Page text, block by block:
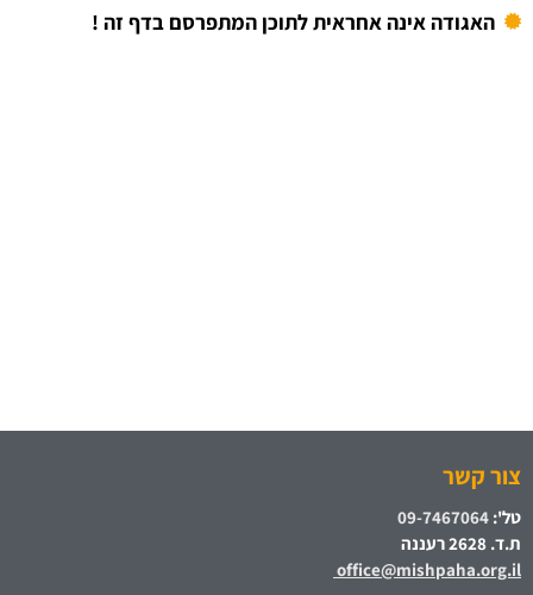
האגודה אינה אחראית לתוכן המתפרסם בדף זה !
צור קשר
טל': 09-7467064
ת.ד. 2628 רעננה
office@mishpaha.org.il